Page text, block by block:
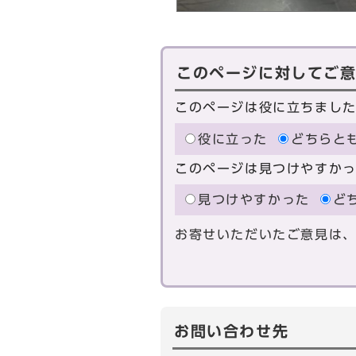
このページに対してご
このページは役に立ちまし
役に立った どちらと
このページは見つけやすか
見つけやすかった ど
お寄せいただいたご意見は
お問い合わせ先